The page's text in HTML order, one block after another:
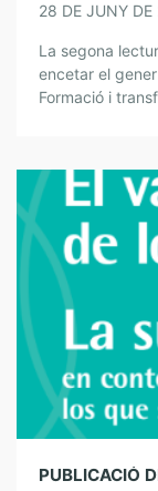
28 DE JUNY DE
La segona
encetar el
Formació i
PUBLICACIÓ